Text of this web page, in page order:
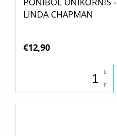
LINDA CHAPMAN
€12,90